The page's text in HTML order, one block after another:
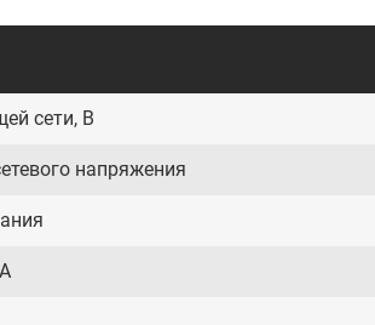
сети, В
напряжения